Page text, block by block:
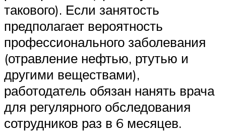
такового). Если занятость
предполагает вероятность
профессионального заболевания
(отравление нефтью, ртутью и
другими веществами),
работодатель обязан нанять врача
для регулярного обследования
сотрудников раз в 6 месяцев.